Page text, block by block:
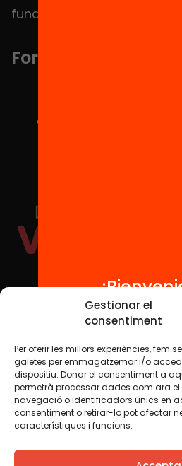
Gestionar el
consentiment
Per oferir les millors experiències, fem
galetes per emmagatzemar i/o
dispositiu. Donar el consentiment a
permetrà processar dades com ara
navegació o identificadors únics en
consentiment o retirar-lo pot afectar
característiques i funcions.
fundacio@equitat.org
Formamos parte
Redes sociales
TWT YTB IG FB IN
Aviso legalPolítica de
Creemos que el conocimiento